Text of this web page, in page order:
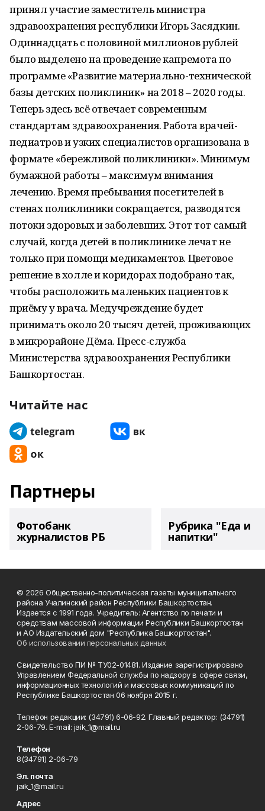
принял участие заместитель министра
здравоохранения республики Игорь Засядкин.
Одиннадцать с половиной миллионов рублей
было выделено на проведение капремота по
программе «Развитие материально-технической
базы детских поликлиник» на 2018 – 2020 годы.
Теперь здесь всё отвечает современным
стандартам здравоохранения. Работа врачей-
педиатров и узких специалистов организована в
формате «бережливой поликлиники». Минимум
бумажной работы – максимум внимания
лечению. Время пребывания посетителей в
стенах поликлиники сокращается, разводятся
потоки здоровых и заболевших. Этот тот самый
случай, когда детей в поликлинике лечат не
только при помощи медикаментов. Цветовое
решение в холле и коридорах подобрано так,
чтобы расположить маленьких пациентов к
приёму у врача. Медучреждение будет
принимать около 20 тысяч детей, проживающих
в микрорайоне Дёма. Пресс-служба
Министерства здравоохранения Республики
Башкортостан.
Читайте нас
Партнеры
Фотобанк
журналистов РБ
Рубрика "Еда и
напитки"
© 2026 Общественно-политическая газеты муниципального
района Учалинский район Республики Башкортостан.
Издается с 1991 года. Учредитель: Агентство по печати и
средствам массовой информации Республики Башкортостан
и АО Издательский дом "Республика Башкортостан".
Об использовании персональных данных
Свидетельство ПИ № ТУ02-01481. Издание зарегистрировано
Управлением Федеральной службы по надзору в сфере связи,
информационных технологий и массовых коммуникаций по
Республике Башкортостан 06 ноября 2015 г.
Телефон редакции: (34791) 6-06-92. Главный редактор: (34791)
2-06-79. Е-mаil: jaik_1@mail.ru
Телефон
8(34791) 2-06-79
Эл. почта
jaik_1@mail.ru
Адрес